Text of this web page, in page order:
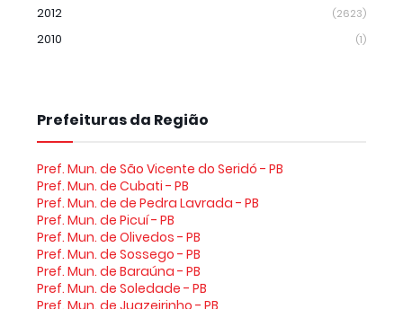
2012 (2623)
2010 (1)
Prefeituras da Região
Pref. Mun. de São Vicente do Seridó - PB
Pref. Mun. de Cubati - PB
Pref. Mun. de de Pedra Lavrada - PB
Pref. Mun. de Picuí - PB
Pref. Mun. de Olivedos - PB
Pref. Mun. de Sossego - PB
Pref. Mun. de Baraúna - PB
Pref. Mun. de Soledade - PB